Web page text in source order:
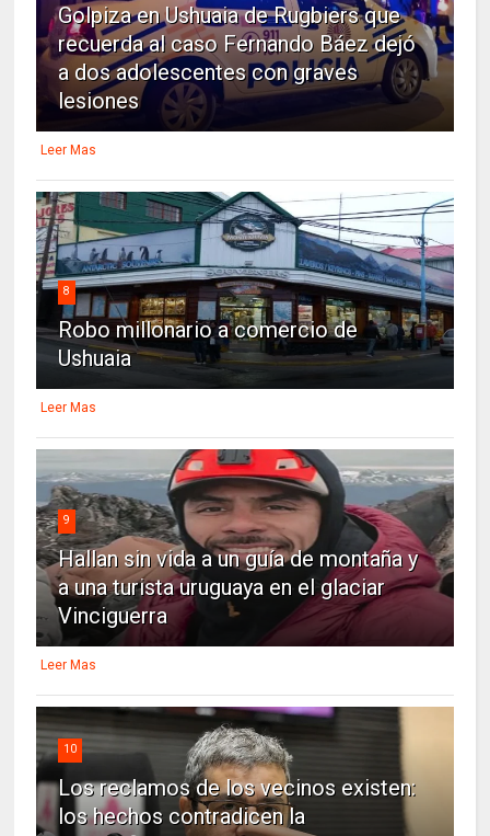
Golpiza en Ushuaia de Rugbiers que
recuerda al caso Fernando Báez dejó
a dos adolescentes con graves
lesiones
Leer Mas
8
Robo millonario a comercio de
Ushuaia
Leer Mas
9
Hallan sin vida a un guía de montaña y
a una turista uruguaya en el glaciar
Vinciguerra
Leer Mas
10
Los reclamos de los vecinos existen:
los hechos contradicen la